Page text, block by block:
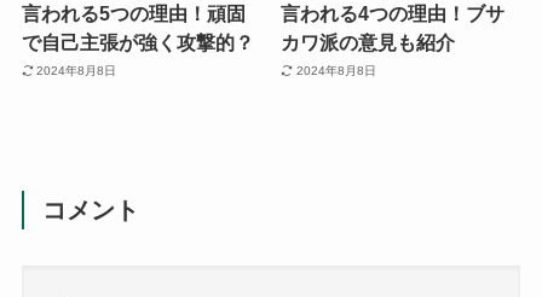
言われる5つの理由！頑固
で自己主張が強く攻撃的？
2024年8月8日
言われる4つの理由！ブサ
カワ派の意見も紹介
2024年8月8日
コメント